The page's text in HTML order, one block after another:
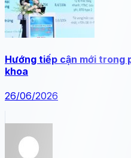
Hướng tiếp cận mới trong
khoa
26/06/2026